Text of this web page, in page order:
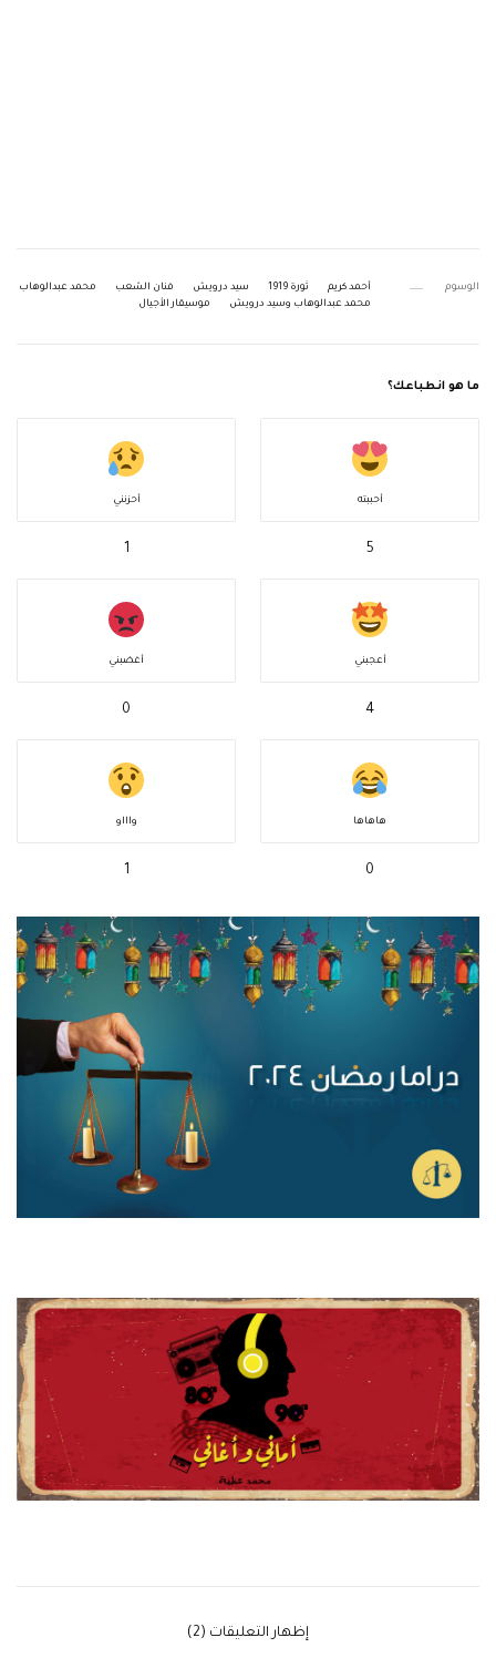
الوسوم أحمد كريم ثورة 1919 سيد درويش فنان الشعب
محمد عبدالوهاب
محمد عبدالوهاب وسيد درويش
موسيقار الأجيال
ما هو انطباعك؟
أحببته
5
أحزنني
1
أعجبني
4
أغضبني
0
هاهاها
0
واااو
1
‫إظهار التعليقات (2)